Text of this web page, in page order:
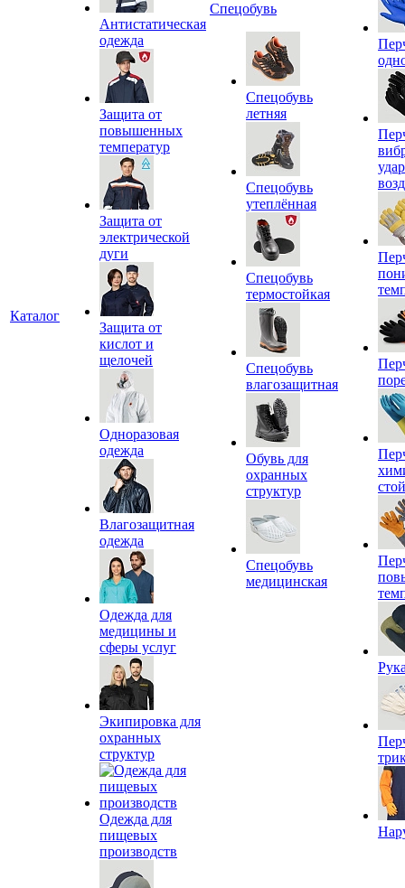
Каталог
Антистатическая
одежда
Защита от
повышенных
температур
Защита от
электрической
дуги
Защита от
кислот и
щелочей
Одноразовая
одежда
Влагозащитная
одежда
Одежда для
медицины и
сферы услуг
Экипировка для
охранных
структур
Одежда для
пищевых
производств
Спецобувь
Спецобувь
летняя
Спецобувь
утеплённая
Спецобувь
термостойкая
Спецобувь
влагозащитная
Обувь для
охранных
структур
Спецобувь
медицинская